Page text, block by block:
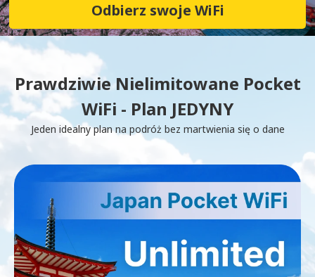
Odbierz swoje WiFi
Prawdziwie Nielimitowane Pocket
WiFi - Plan JEDYNY
Jeden idealny plan na podróż bez martwienia się o dane